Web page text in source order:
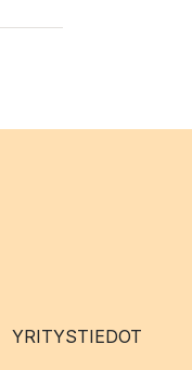
YRITYSTIEDOT